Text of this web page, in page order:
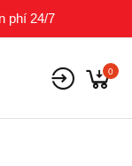
phí 24/7
0